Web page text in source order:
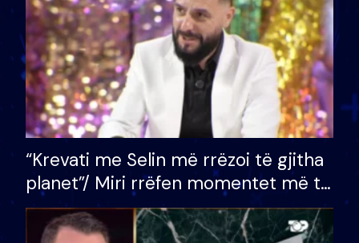
“Krevati me Selin më rrëzoi të gjitha
planet”/ Miri rrëfen momentet më të
bukura në shtëpinë e BB VIP: Do më
mungojë zilja e mëngjesit kur…